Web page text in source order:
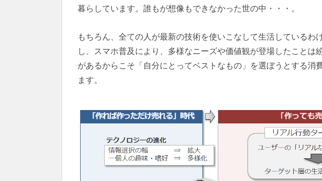
暮らしています。誰もが想像もできなかった世の中・・・。
もちろん、全ての人が最新の技術を使いこなして生活しているわ
し、スマホ普及により、多様なニーズや価値観が登場したことは
があるからこそ「自分にとってベストなもの」を選ぼうとする消
ます。